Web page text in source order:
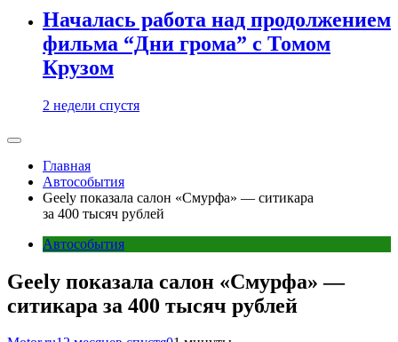
Началась работа над продолжением
фильма “Дни грома” с Томом
Крузом
2 недели спустя
Главная
Автособытия
Geely показала салон «Смурфа» — ситикара
за 400 тысяч рублей
Автособытия
Geely показала салон «Смурфа» —
ситикара за 400 тысяч рублей